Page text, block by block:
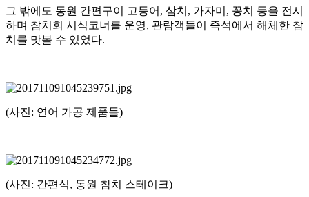
그 밖에도 동원 간편구이 고등어, 삼치, 가자미, 꽁치 등을 전시
하며 참치회 시식코너를 운영, 관람객들이 즉석에서 해체한 참
치를 맛볼 수 있었다.
(사진: 연어 가공 제품들)
(사진: 간편식, 동원 참치 스테이크)